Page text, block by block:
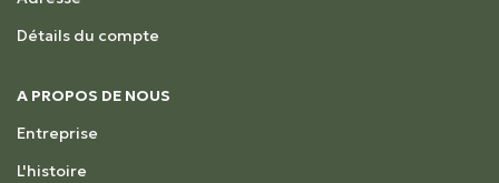
Détails du compte
A PROPOS DE NOUS
Entreprise
L'histoire